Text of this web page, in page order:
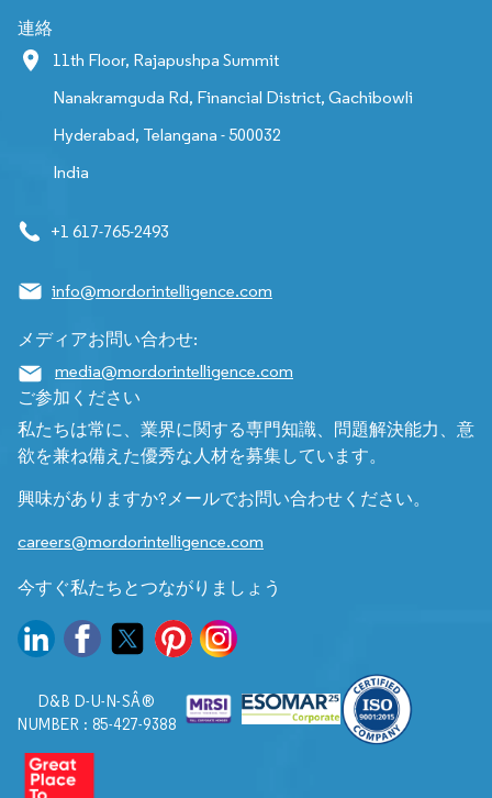
連絡
11th Floor, Rajapushpa Summit
Nanakramguda Rd, Financial District, Gachibowli
Hyderabad, Telangana - 500032
India
+1 617-765-2493
info@mordorintelligence.com
メディアお問い合わせ:
media@mordorintelligence.com
ご参加ください
私たちは常に、業界に関する専門知識、問題解決能力、意
欲を兼ね備えた優秀な人材を募集しています。
興味がありますか?メールでお問い合わせください。
careers@mordorintelligence.com
今すぐ私たちとつながりましょう
D&B D-U-N-SÂ®
NUMBER : 85-427-9388